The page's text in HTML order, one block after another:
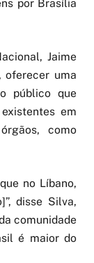
por Brasília
Jaime
oferecer uma
público que
em
como
no Líbano,
disse Silva,
comunidade
é maior do